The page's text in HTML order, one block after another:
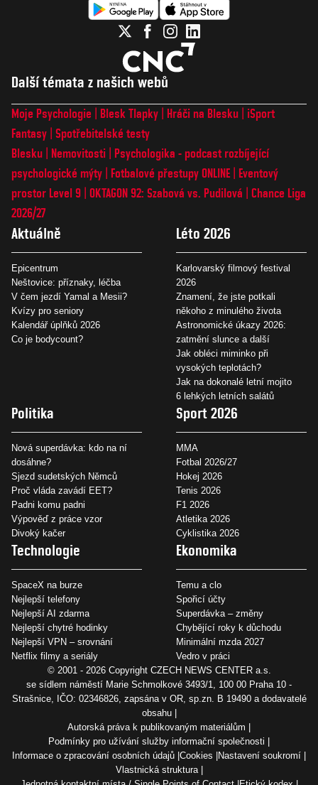
Další témata z našich webů
Moje Psychologie Blesk Tlapky Hráči na Blesku
iSport
Fantasy Spotřebitelské testy
Blesku
Nemovitosti
Psychologika - podcast rozbíjející
psychologické mýty
Fotbalové přestupy ONLINE
Eventový
prostor Level 9 OKTAGON 92: Szabová vs. Pudilová
Chance Liga
2026/27
Aktuálně
Epicentrum
Neštovice: příznaky, léčba
V čem jezdí Yamal a Mesii?
Kvízy pro seniory
Kalendář úplňků 2026
Co je bodycount?
Léto 2026
Karlovarský filmový festival
2026
Znamení, že jste potkali
někoho z minulého života
Astronomické úkazy 2026:
zatmění slunce a další
Jak obléci miminko při
vysokých teplotách?
Jak na dokonalé letní mojito
6 lehkých letních salátů
Politika
Nová superdávka: kdo na ní
dosáhne?
Sjezd sudetských Němců
Proč vláda zavádí EET?
Padni komu padni
Výpověď z práce vzor
Divoký kačer
Sport 2026
MMA
Fotbal 2026/27
Hokej 2026
Tenis 2026
F1 2026
Atletika 2026
Cyklistika 2026
Technologie
SpaceX na burze
Nejlepší telefony
Nejlepší AI zdarma
Nejlepší chytré hodinky
Nejlepší VPN – srovnání
Netflix filmy a seriály
Ekonomika
Temu a clo
Spořicí účty
Superdávka – změny
Chybějící roky k důchodu
Minimální mzda 2027
Vedro v práci
© 2001 - 2026 Copyright CZECH NEWS CENTER a.s.
se sídlem náměstí Marie Schmolkové 3493/1, 100 00 Praha 10 -
Strašnice, IČO: 02346826, zapsána v OR, sp.zn. B 19490 a dodavatelé
obsahu
Autorská práva k publikovaným materiálům
Podmínky pro užívání služby informační společnosti
Informace o zpracování osobních údajů Cookies Nastavení soukromí
Vlastnická struktura